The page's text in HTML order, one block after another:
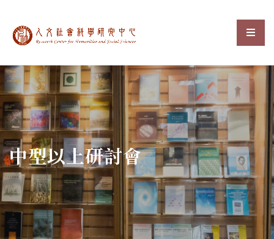
中央研究院人文社會科選
:::
中型以上研討會